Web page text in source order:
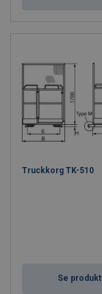
Truckkorg TK-510
Se produkt